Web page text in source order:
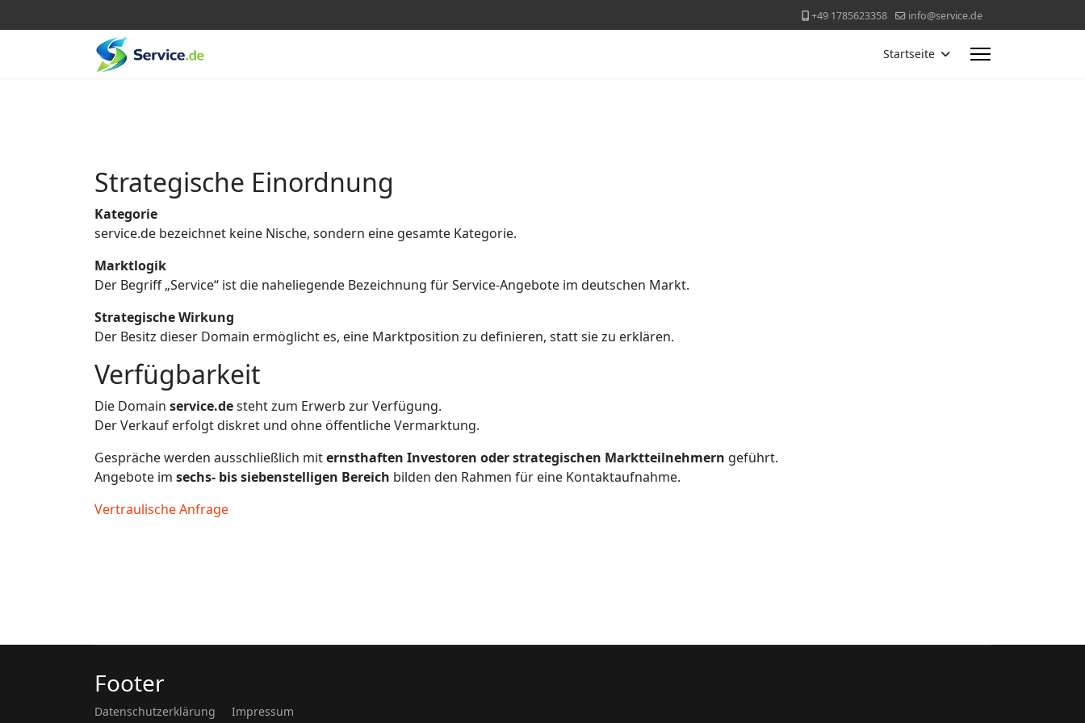
+49 1785623358 info@service.de
Startseite
Strategische Einordnung
Kategorie
service.de bezeichnet keine Nische, sondern eine gesamte Kategorie.
Marktlogik
Der Begriff „Service“ ist die naheliegende Bezeichnung für Service-Angebote im deutschen Markt.
Strategische Wirkung
Der Besitz dieser Domain ermöglicht es, eine Marktposition zu definieren, statt sie zu erklären.
Verfügbarkeit
Die Domain service.desteht zum Erwerb zur Verfügung.
Der Verkauf erfolgt diskret und ohne öffentliche Vermarktung.
Gespräche werden ausschließlich miternsthaften Investoren oder strategischen Marktteilnehmern geführt.
Angebote im sechs- bis siebenstelligen Bereich bilden den Rahmen für eine Kontaktaufnahme.
Vertraulische Anfrage
Footer
Datenschutzerklärung
Impressum